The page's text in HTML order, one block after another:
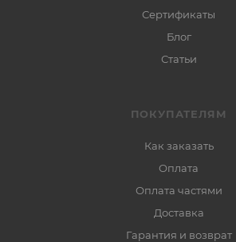
Сертификаты
Блог
Статьи
ПОКУПАТЕЛЯМ
Как заказать
Оплата
Оплата частями
Доставка
Гарантия и возврат